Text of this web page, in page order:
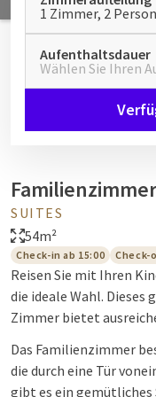
1 Zimmer, 2
Aufenthaltsdauer
Wählen Sie Ihren
Familienzimmer
SUITES
54m²
Check-in ab 15:00 Check-
Reisen Sie mit Ihren
die ideale Wahl.
Zimmer bietet
Das Familienzimmer
die durch eine Tür
gibt es ein